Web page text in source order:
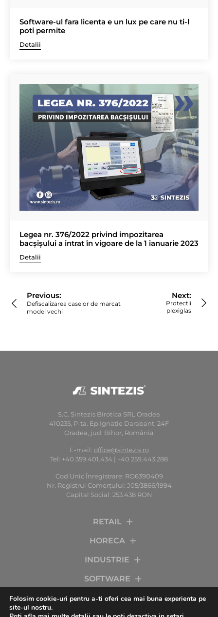
Software-ul fara licenta e un lux pe care nu ti-l
poti permite
Detalii
Legea nr. 376/2022 privind impozitarea
bacșișului a intrat în vigoare de la 1 ianuarie 2023
Detalii
articole
Previous:
Defiscalizarea caselor de marcat
model vechi
Next:
Protectii
plexiglas
S.C. Sintezis Birotica SRL Oradea
410235, P-ta. Ep.Ignaţie Darabant, 24F
Oradea, jud. Bihor, România
E-mail: office@sintezis.ro
Tel: +40 359.401.434 | +40 259.443.288
Cod Unic Înregistrare: RO6390409
Nr. Registrul Comerţului: J05/3866/1994
Capital Social: 253.438 RON
RETAIL
HORECA
INDUSTRIE
SOFTWARE
SERVICII
Folosim cookie-uri pentru a-ti oferi cea mai buna experienta pe
site-ul nostru.